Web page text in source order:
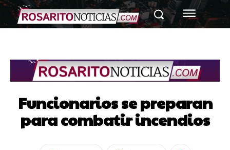
Funcionarios se preparan
para combatir incendios